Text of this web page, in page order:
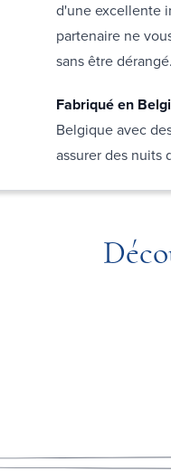
d'une excellente
partenaire ne
sans être dérangé.
Fabriqué en
Belgique avec
assurer des nuits